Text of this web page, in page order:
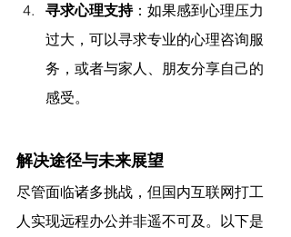
寻求心理支持：如果感到心理压力
过大，可以寻求专业的心理咨询服
务，或者与家人、朋友分享自己的
感受。
解决途径与未来展望
尽管面临诸多挑战，但国内互联网打工
人实现远程办公并非遥不可及。以下是